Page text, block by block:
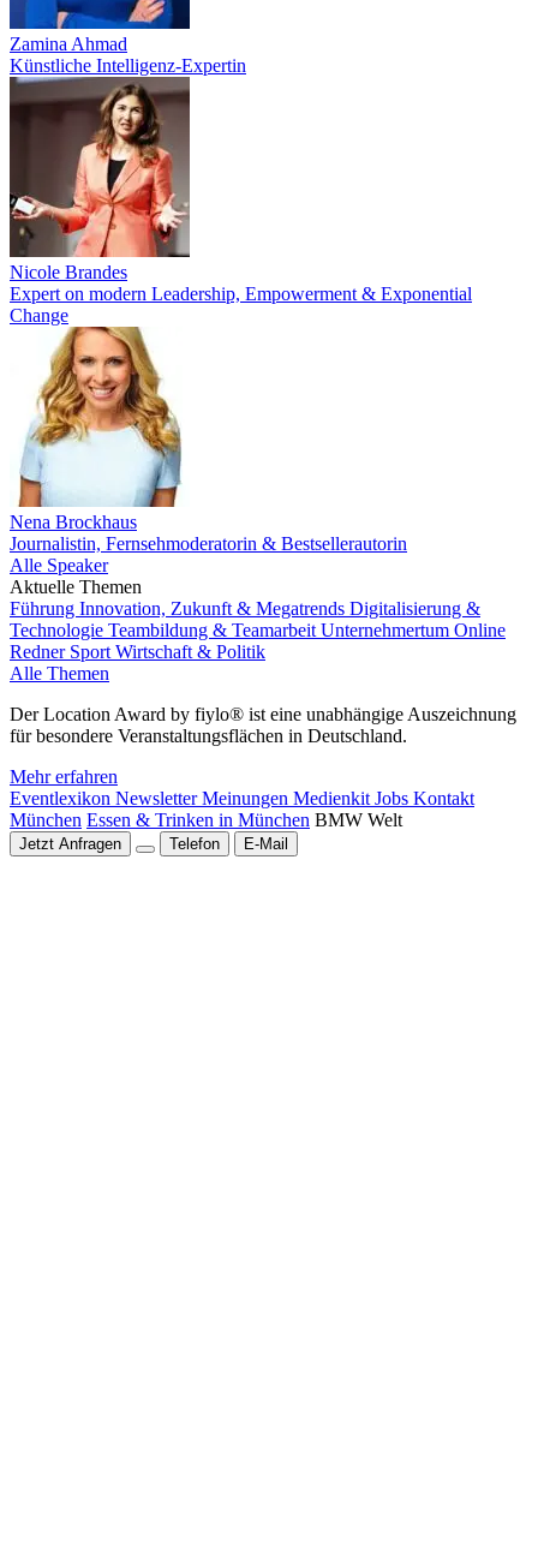
Zamina Ahmad
Künstliche Intelligenz-Expertin
Nicole Brandes
Expert on modern Leadership, Empowerment & Exponential
Change
Nena Brockhaus
Journalistin, Fernsehmoderatorin & Bestsellerautorin
Alle Speaker
Aktuelle Themen
Führung Innovation, Zukunft & Megatrends Digitalisierung &
Technologie Teambildung & Teamarbeit Unternehmertum Online
Redner Sport Wirtschaft & Politik
Alle Themen
Der Location Award by fiylo® ist eine unabhängige Auszeichnung
für besondere Veranstaltungsflächen in Deutschland.
Mehr erfahren
Eventlexikon NewsletterMeinungen Medienkit Jobs Kontakt
München Essen & Trinken in München BMW Welt
Jetzt Anfragen Telefon E-Mail